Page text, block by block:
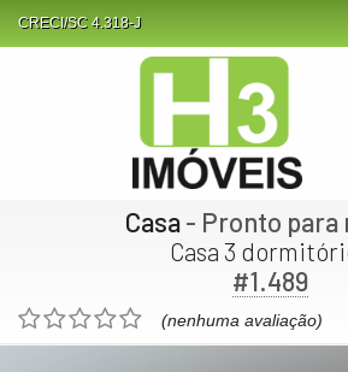
CRECI/SC 4.318-J
Casa- Pronto para
Casa 3
#1.489
(nenhuma avaliação)